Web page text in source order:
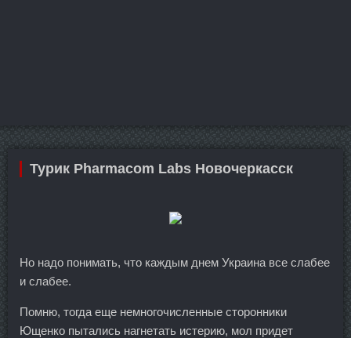
Турик Pharmacom Labs Новочеркасск
Но надо понимать, что каждым днем Украина все слабее
и слабее.
Помню, тогда еще немногочисленные сторонники
Ющенко пытались нагнетать истерию, мол придет